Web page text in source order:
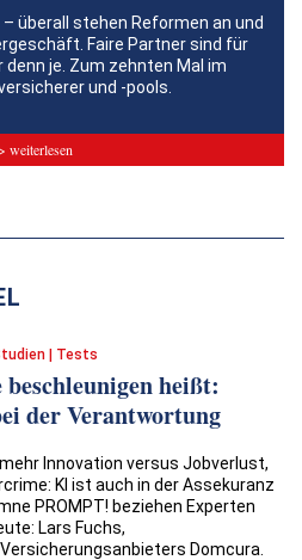
überall stehen Reformen an und
Faire Partner sind für
je. Zum zehnten Mal im
und -pools.
weiterlesen
| Tests
beschleunigen heißt:
der Verantwortung
Innovation versus Jobverlust,
KI ist auch in der Assekuranz
PROMPT! beziehen Experten
Lars Fuchs,
Domcura.